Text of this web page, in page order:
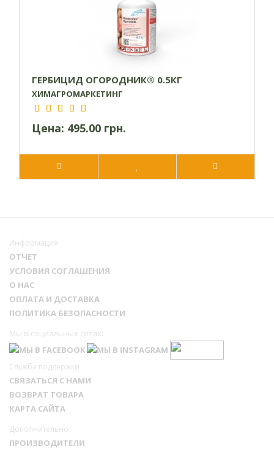
ГЕРБИЦИД ОГОРОДНИК® 0.5КГ
ХИМАГРОМАРКЕТИНГ
Цена: 495.00 грн.
Информация
ОТЧЕТ
УСЛОВИЯ СОГЛАШЕНИЯ
О НАС
ОПЛАТА И ДОСТАВКА
ПОЛИТИКА БЕЗОПАСНОСТИ
Мы в социальных сетях:
Служба поддержки
СВЯЗАТЬСЯ С НАМИ
ВОЗВРАТ ТОВАРА
КАРТА САЙТА
Дополнительно
ПРОИЗВОДИТЕЛИ